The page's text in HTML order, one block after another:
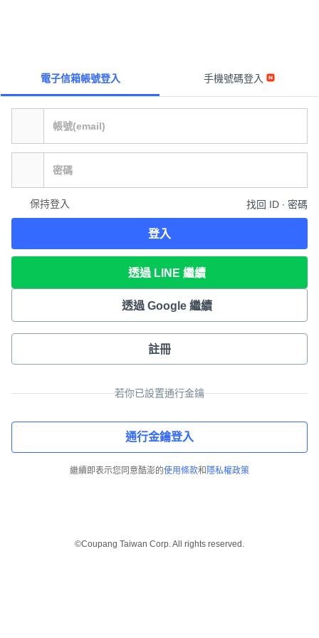
電子信箱帳號登入 手機號碼登入
保持登入 找回 ID ∙ 密碼
登入
透過 LINE 繼續
透過 Google 繼續
註冊
若你已設置通行金鑰
通行金鑰登入
繼續即表示您同意酷澎的使用條款和 隱私權政策
©Coupang Taiwan Corp. All rights reserved.